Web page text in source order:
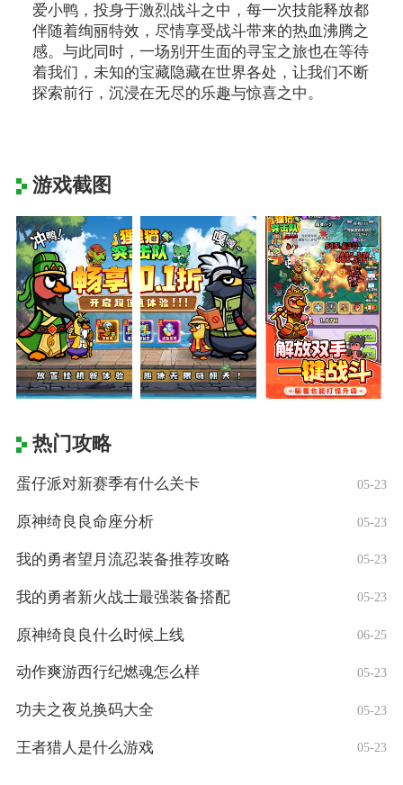
爱小鸭，投身于激烈战斗之中，每一次技能释放都
伴随着绚丽特效，尽情享受战斗带来的热血沸腾之
感。与此同时，一场别开生面的寻宝之旅也在等待
着我们，未知的宝藏隐藏在世界各处，让我们不断
探索前行，沉浸在无尽的乐趣与惊喜之中。
游戏截图
热门攻略
蛋仔派对新赛季有什么关卡 05-23
原神绮良良命座分析 05-23
我的勇者望月流忍装备推荐攻略 05-23
我的勇者新火战士最强装备搭配 05-23
原神绮良良什么时候上线 06-25
动作爽游西行纪燃魂怎么样 05-23
功夫之夜兑换码大全 05-23
王者猎人是什么游戏 05-23